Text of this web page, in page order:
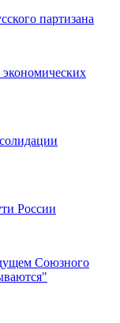
партизана
России
Союзного